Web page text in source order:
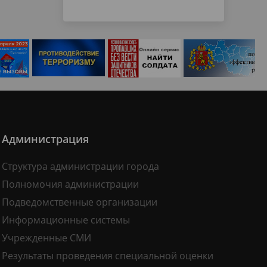
Администрация
Структура администрации города
Полномочия администрации
Подведомственные организации
Информационные системы
Учрежденные СМИ
Результаты проведения специальной оценки